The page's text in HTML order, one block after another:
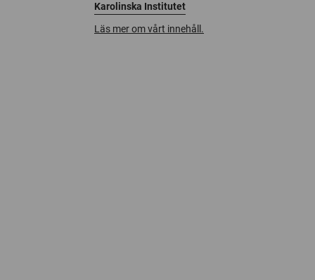
Karolinska Institutet
Läs mer om vårt innehåll.